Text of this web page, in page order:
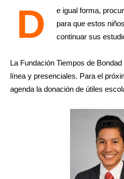
D
e igual forma,
para que estos
continuar sus
La Fundación Tiempos de
línea y presenciales. Para el
agenda la donación de útiles